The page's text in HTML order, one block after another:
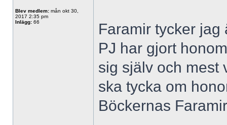
Blev medlem: mån okt 30,
2017 2:35 pm
Inlägg: 66
Faramir tycker jag
PJ har gjort
sig själv och mest
ska tycka om
Böckernas